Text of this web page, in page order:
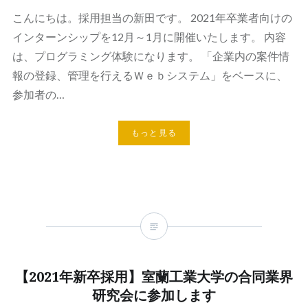
こんにちは。採用担当の新田です。 2021年卒業者向けの
インターンシップを12月～1月に開催いたします。 内容
は、プログラミング体験になります。 「企業内の案件情
報の登録、管理を行えるＷｅｂシステム」をベースに、
参加者の…
もっと見る
【2021年新卒採用】室蘭工業大学の合同業界
研究会に参加します